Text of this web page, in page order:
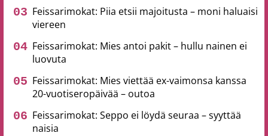
Feissarimokat: Piia etsii majoitusta – moni haluaisi
viereen
Feissarimokat: Mies antoi pakit – hullu nainen ei
luovuta
Feissarimokat: Mies viettää ex-vaimonsa kanssa
20-vuotiseropäivää – outoa
Feissarimokat: Seppo ei löydä seuraa – syyttää
naisia